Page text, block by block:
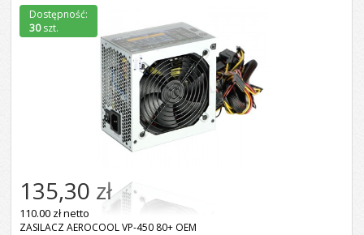
135,30 zł
110.00 zł netto
ZASILACZ AEROCOOL VP-450 80+ OEM
Dostępność:
30szt.